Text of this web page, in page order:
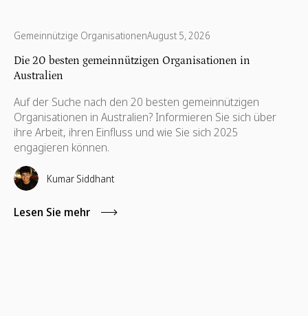
Gemeinnützige OrganisationenAugust 5, 2026
Die 20 besten gemeinnützigen Organisationen in
Australien
Auf der Suche nach den 20 besten gemeinnützigen
Organisationen in Australien? Informieren Sie sich über
ihre Arbeit, ihren Einfluss und wie Sie sich 2025
engagieren können.
Kumar Siddhant
Lesen Sie mehr